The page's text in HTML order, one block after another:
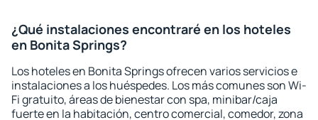
¿Qué instalaciones encontraré en los hoteles
en Bonita Springs?
Los hoteles en Bonita Springs ofrecen varios servicios e
instalaciones a los huéspedes. Los más comunes son Wi-
Fi gratuito, áreas de bienestar con spa, minibar/caja
fuerte en la habitación, centro comercial, comedor, zona